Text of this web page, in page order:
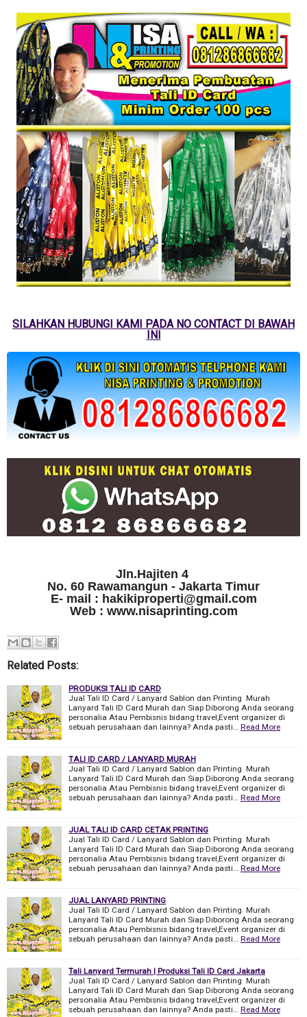
SILAHKAN HUBUNGI KAMI PADA NO CONTACT DI BAWAH
INI
Jln.Hajiten 4
No. 60 Rawamangun - Jakarta Timur
E- mail : hakikiproperti@gmail.com
Web : www.nisaprinting.com
Related Posts:
PRODUKSI TALI ID CARD
Jual Tali ID Card / Lanyard Sablon dan Printing Murah
Lanyard Tali ID Card Murah dan Siap Diborong Anda seorang
personalia Atau Pembisnis bidang travel,Event organizer di
sebuah perusahaan dan lainnya? Anda pasti…
Read More
TALI ID CARD / LANYARD MURAH
Jual Tali ID Card / Lanyard Sablon dan Printing Murah
Lanyard Tali ID Card Murah dan Siap Diborong Anda seorang
personalia Atau Pembisnis bidang travel,Event organizer di
sebuah perusahaan dan lainnya? Anda pasti…
Read More
JUAL TALI ID CARD CETAK PRINTING
Jual Tali ID Card / Lanyard Sablon dan Printing Murah
Lanyard Tali ID Card Murah dan Siap Diborong Anda seorang
personalia Atau Pembisnis bidang travel,Event organizer di
sebuah perusahaan dan lainnya? Anda pasti…
Read More
JUAL LANYARD PRINTING
Jual Tali ID Card / Lanyard Sablon dan Printing Murah
Lanyard Tali ID Card Murah dan Siap Diborong Anda seorang
personalia Atau Pembisnis bidang travel,Event organizer di
sebuah perusahaan dan lainnya? Anda pasti…
Read More
Tali Lanyard Termurah | Produksi Tali ID Card Jakarta
Jual Tali ID Card / Lanyard Sablon dan Printing Murah
Lanyard Tali ID Card Murah dan Siap Diborong Anda seorang
personalia Atau Pembisnis bidang travel,Event organizer di
sebuah perusahaan dan lainnya? Anda pasti…
Read More